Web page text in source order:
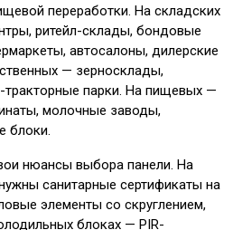
переработки. На складских
ритейл-склады, бондовые
автосалоны, дилерские
— зерносклады,
парки. На пищевых —
молочные заводы,
блоки.
нюансы выбора панели. На
санитарные сертификаты на
элементы со скруглением,
блоках — PIR-